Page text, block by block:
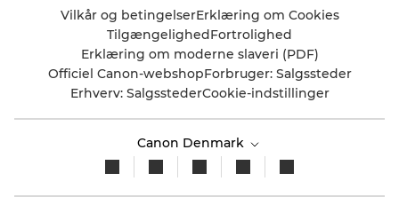
Vilkår og betingelserErklæring om Cookies
TilgængelighedFortrolighed
Erklæring om moderne slaveri (PDF)
Officiel Canon-webshopForbruger: Salgssteder
Erhverv: SalgsstederCookie-indstillinger
Canon Denmark